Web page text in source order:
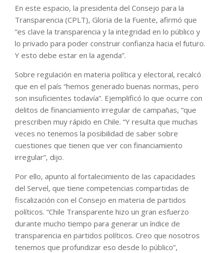
En este espacio, la presidenta del Consejo para la
Transparencia (CPLT), Gloria de la Fuente, afirmó que
“es clave la transparencia y la integridad en lo público y
lo privado para poder construir confianza hacia el futuro.
Y esto debe estar en la agenda”.
Sobre regulación en materia política y electoral, recalcó
que en el país “hemos generado buenas normas, pero
son insuficientes todavía”. Ejemplificó lo que ocurre con
delitos de financiamiento irregular de campañas, “que
prescriben muy rápido en Chile. “Y resulta que muchas
veces no tenemos la posibilidad de saber sobre
cuestiones que tienen que ver con financiamiento
irregular”, dijo.
Por ello, apunto al fortalecimiento de las capacidades
del Servel, que tiene competencias compartidas de
fiscalización con el Consejo en materia de partidos
políticos. “Chile Transparente hizo un gran esfuerzo
durante mucho tiempo para generar un índice de
transparencia en partidos políticos. Creo que nosotros
tenemos que profundizar eso desde lo público”,